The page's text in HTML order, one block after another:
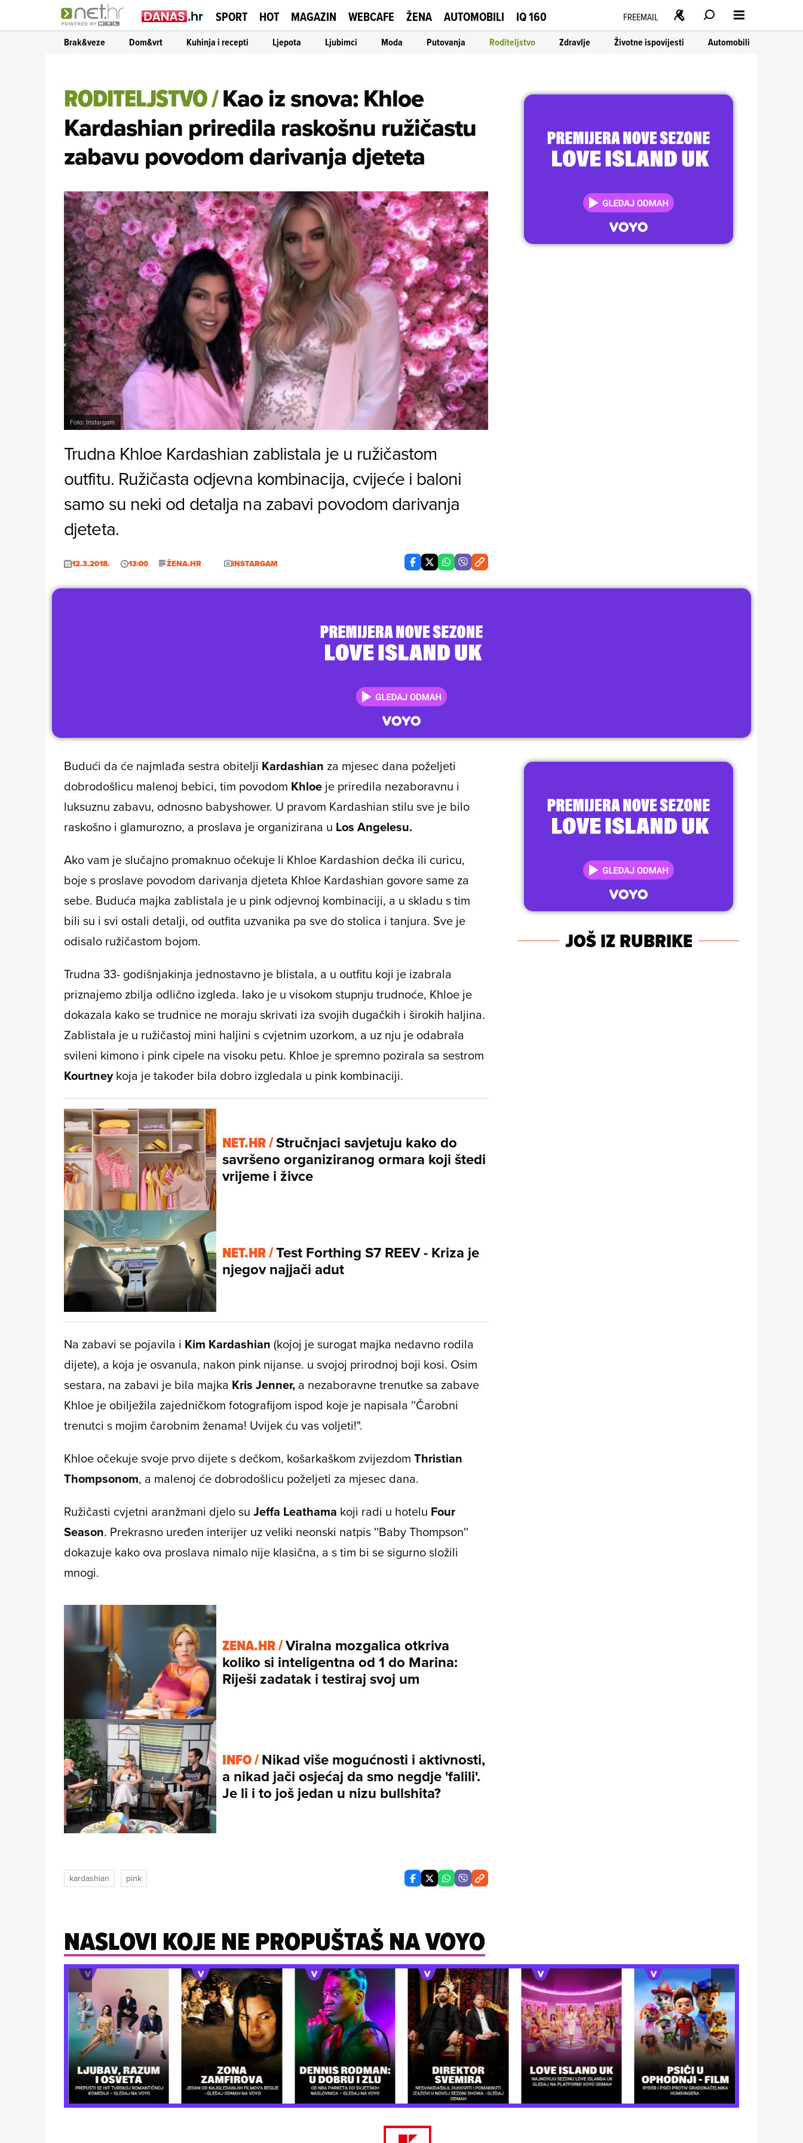
SPORT HOT MAGAZIN WEBCAFE ŽENA AUTOMOBILI IQ 160 FREEMAIL
Brak&veze Dom&vrt Kuhinja i recepti Ljepota Ljubimci Moda Putovanja Roditeljstvo Zdravlje Životne ispovijesti Automobili
RODITELJSTVO/Kao iz snova: Khloe
Kardashian priredila raskošnu ružičastu
zabavu povodom darivanja djeteta
Foto: Instargam
Trudna Khloe Kardashian zablistala je u ružičastom
outfitu. Ružičasta odjevna kombinacija, cvijeće i baloni
samo su neki od detalja na zabavi povodom darivanja
djeteta.
12.3.2018. 13:00 ŽENA.HR INSTARGAM
Budući da će najmlađa sestra obitelji Kardashian za mjesec dana poželjeti
dobrodošlicu malenoj bebici, tim povodom Khloe je priredila nezaboravnu i
luksuznu zabavu, odnosno babyshower. U pravom Kardashian stilu sve je bilo
raskošno i glamurozno, a proslava je organizirana u Los Angelesu.
Ako vam je slučajno promaknuo očekuje li Khloe Kardashion dečka ili curicu,
boje s proslave povodom darivanja djeteta Khloe Kardashian govore same za
sebe. Buduća majka zablistala je u pink odjevnoj kombinaciji, a u skladu s tim
bili su i svi ostali detalji, od outfita uzvanika pa sve do stolica i tanjura. Sve je
odisalo ružičastom bojom.
Trudna 33- godišnjakinja jednostavno je blistala, a u outfitu koji je izabrala
priznajemo zbilja odlično izgleda. Iako je u visokom stupnju trudnoće, Khloe je
dokazala kako se trudnice ne moraju skrivati iza svojih dugačkih i širokih haljina.
Zablistala je u ružičastoj mini haljini s cvjetnim uzorkom, a uz nju je odabrala
svileni kimono i pink cipele na visoku petu. Khloe je spremno pozirala sa sestrom
Kourtneykoja je također bila dobro izgledala u pink kombinaciji.
NET.HR /Stručnjaci savjetuju kako do
savršeno organiziranog ormara koji štedi
vrijeme i živce
NET.HR /Test Forthing S7 REEV - Kriza je
njegov najjači adut
Na zabavi se pojavila i Kim Kardashian (kojoj je surogat majka nedavno rodila
dijete), a koja je osvanula, nakon pink nijanse. u svojoj prirodnoj boji kosi. Osim
sestara, na zabavi je bila majka Kris Jenner, a nezaboravne trenutke sa zabave
Khloe je obilježila zajedničkom fotografijom ispod koje je napisala ''Čarobni
trenutci s mojim čarobnim ženama! Uvijek ću vas voljeti!".
Khloe očekuje svoje prvo dijete s dečkom, košarkaškom zvijezdom Thristian
Thompsonom, a malenoj će dobrodošlicu poželjeti za mjesec dana.
Ružičasti cvjetni aranžmani djelo su Jeffa Leathama koji radi u hotelu Four
Season. Prekrasno uređen interijer uz veliki neonski natpis ''Baby Thompson''
dokazuje kako ova proslava nimalo nije klasična, a s tim bi se sigurno složili
mnogi.
ZENA.HR /Viralna mozgalica otkriva
koliko si inteligentna od 1 do Marina:
Riješi zadatak i testiraj svoj um
INFO /Nikad više mogućnosti i aktivnosti,
a nikad jači osjećaj da smo negdje 'falili'.
Je li i to još jedan u nizu bullshita?
kardashian pink
JOŠ IZ RUBRIKE
NASLOVI KOJE NE PROPUŠTAŠ NA VOYO